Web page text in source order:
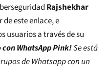
Rajshekhar
de este enlace, e
usuarios a través de su
con WhatsApp Pink!Se está
de Whatsapp con un